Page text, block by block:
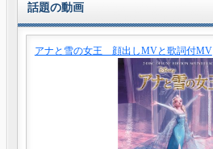
話題の動画
アナと雪の女王 顔出しMVと歌詞付MV